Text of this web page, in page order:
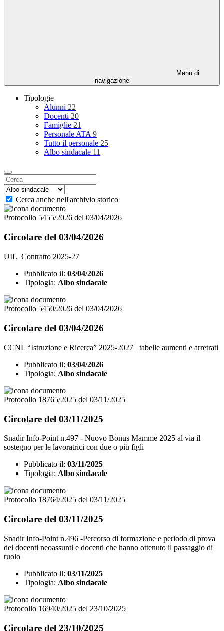
Menu di
navigazione
Tipologie
Alunni 22
Docenti 20
Famiglie 21
Personale ATA 9
Tutto il personale 25
Albo sindacale 11
Cerca anche nell'archivio storico
Protocollo 5455/2026 del 03/04/2026
Circolare del 03/04/2026
UIL_Contratto 2025-27
Pubblicato il: 03/04/2026
Tipologia: Albo sindacale
Protocollo 5450/2026 del 03/04/2026
Circolare del 03/04/2026
CCNL “Istruzione e Ricerca” 2025-2027_ tabelle aumenti e arretrati
Pubblicato il: 03/04/2026
Tipologia: Albo sindacale
Protocollo 18765/2025 del 03/11/2025
Circolare del 03/11/2025
Snadir Info-Point n.497 - Nuovo Bonus Mamme 2025 al via il
sostegno per le lavoratrici con due o più figli
Pubblicato il: 03/11/2025
Tipologia: Albo sindacale
Protocollo 18764/2025 del 03/11/2025
Circolare del 03/11/2025
Snadir Info-Point n.496 -Percorso di formazione e periodo di prova
dei docenti neoassunti e docenti che hanno ottenuto il passaggio di
ruolo
Pubblicato il: 03/11/2025
Tipologia: Albo sindacale
Protocollo 16940/2025 del 23/10/2025
Circolare del 23/10/2025